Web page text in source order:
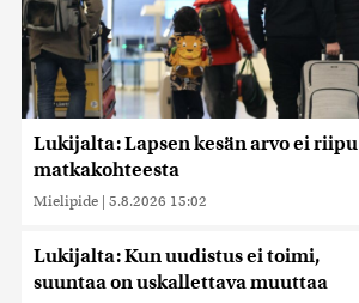
Lukijalta: Lapsen kesän arvo ei riipu
matkakohteesta
Mielipide | 5.8.2026 15:02
Lukijalta: Kun uudistus ei toimi,
suuntaa on uskallettava muuttaa